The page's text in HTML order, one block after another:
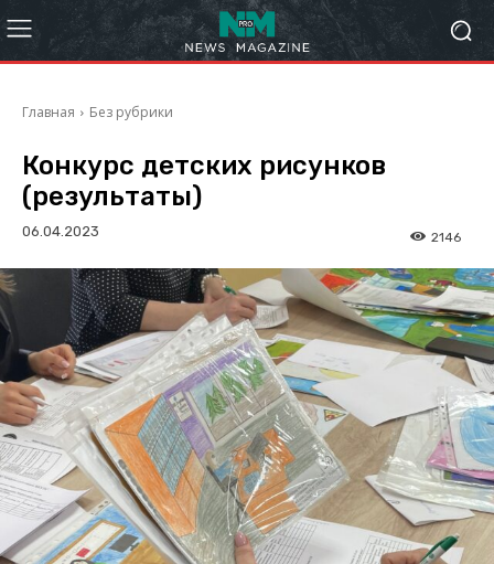
Главная Без рубрики
Конкурс детских рисунков
(результаты)
06.04.2023 2146